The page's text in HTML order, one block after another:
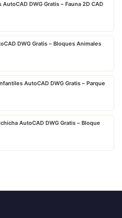
DWG Gratis – Fauna 2D CAD
DWG Gratis – Bloques Animales
AutoCAD DWG Gratis – Parque
AutoCAD DWG Gratis – Bloque